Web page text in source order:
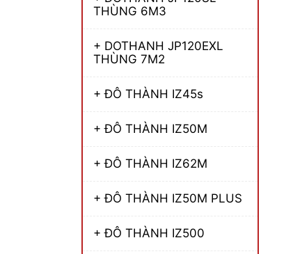
THÙNG 6M3
+ DOTHANH JP120EXL
THÙNG 7M2
+ ĐÔ THÀNH IZ45s
+ ĐÔ THÀNH IZ50M
+ ĐÔ THÀNH IZ62M
+ ĐÔ THÀNH IZ50M PLUS
+ ĐÔ THÀNH IZ500